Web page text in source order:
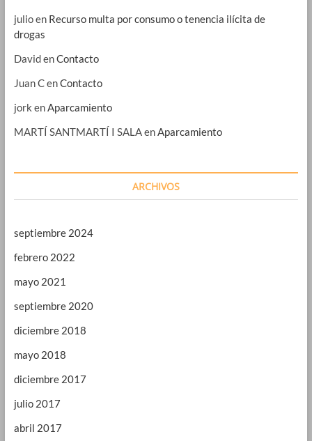
julioen Recurso multa por consumo o tenencia ilícita de
drogas
DavidenContacto
Juan CenContacto
jork en Aparcamiento
MARTÍ SANTMARTÍ I SALAen Aparcamiento
ARCHIVOS
septiembre 2024
febrero 2022
mayo 2021
septiembre 2020
diciembre 2018
mayo 2018
diciembre 2017
julio 2017
abril 2017